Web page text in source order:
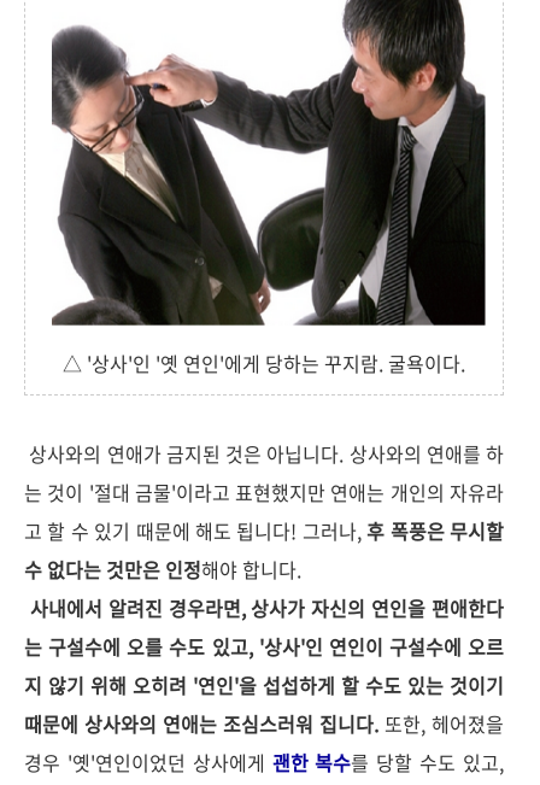
△ '상사'인 '옛 연인'에게 당하는 꾸지람. 굴욕이다.
상사와의 연애가 금지된 것은 아닙니다. 상사와의 연애를 하
는 것이 '절대 금물'이라고 표현했지만 연애는 개인의 자유라
고 할 수 있기 때문에 해도 됩니다! 그러나,후 폭풍은 무시할
수 없다는 것만은 인정해야 합니다.
사내에서 알려진 경우라면, 상사가 자신의 연인을 편애한다
는 구설수에 오를 수도 있고, '상사'인 연인이 구설수에 오르
지 않기 위해 오히려 '연인'을 섭섭하게 할 수도 있는 것이기
때문에 상사와의 연애는 조심스러워 집니다. 또한, 헤어졌을
경우 '옛'연인이었던 상사에게 괜한 복수를 당할 수도 있고,